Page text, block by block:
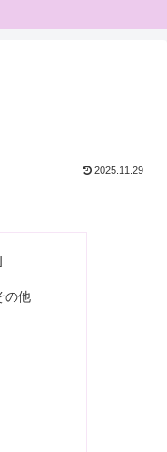
2025.11.29
の他